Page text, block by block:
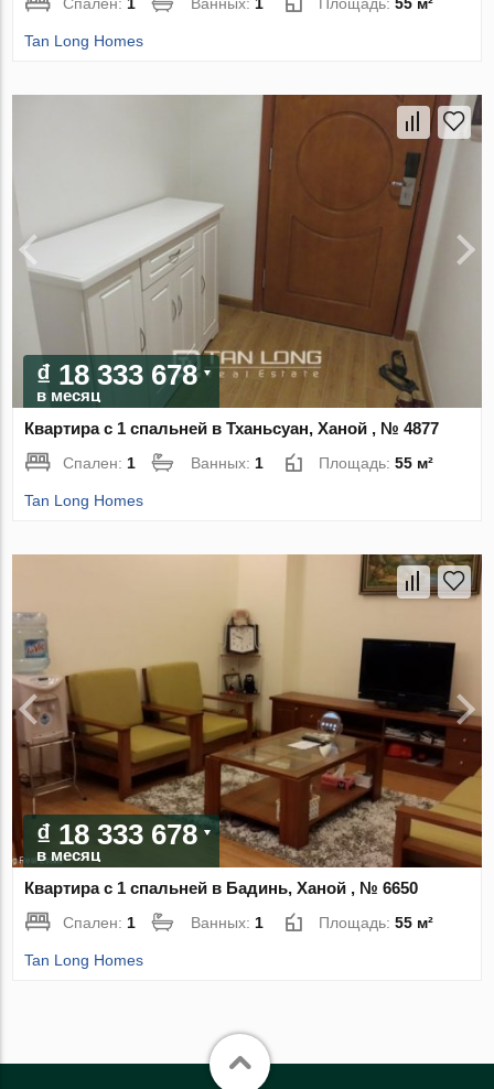
Tan Long Homes
₫ 18 333 678
в месяц
Квартира с 1 спальней в Тханьсуан, Ханой , № 4877
Спален: 1 Ванных: 1 Площадь:55 м²
Tan Long Homes
₫ 18 333 678
в месяц
Квартира с 1 спальней в Бадинь, Ханой , № 6650
Спален: 1 Ванных: 1 Площадь:55 м²
Tan Long Homes